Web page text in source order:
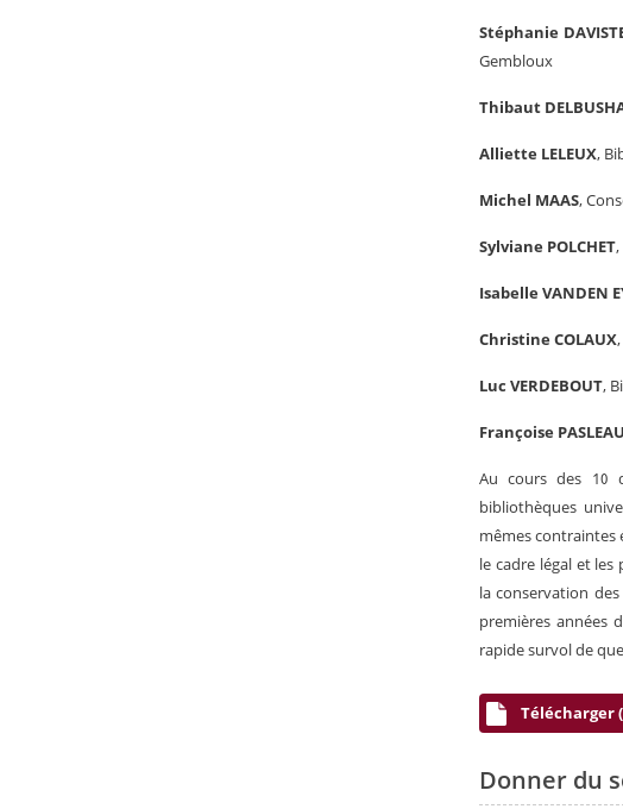
Stéphanie
Gembloux
Thibaut
Alliette LELEUX,
Michel MAAS,
Sylviane POLCHET
Isabelle VANDEN
Christine COLAUX
Luc VERDEBOUT,
Françoise PASLEAU
Au cours des 10
bibliothèques
mêmes contraintes
le cadre légal et les
la conservation
premières années
rapide survol de
Télécharger
Donner du